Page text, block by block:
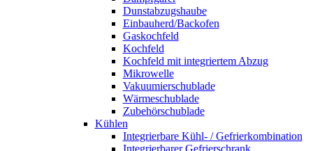
Dunstabzugshaube
Einbauherd/Backofen
Gaskochfeld
Kochfeld
Kochfeld mit integriertem Abzug
Mikrowelle
Vakuumierschublade
Wärmeschublade
Zubehörschublade
Kühlen
Integrierbare Kühl- / Gefrierkombination
Integrierbarer Gefrierschrank